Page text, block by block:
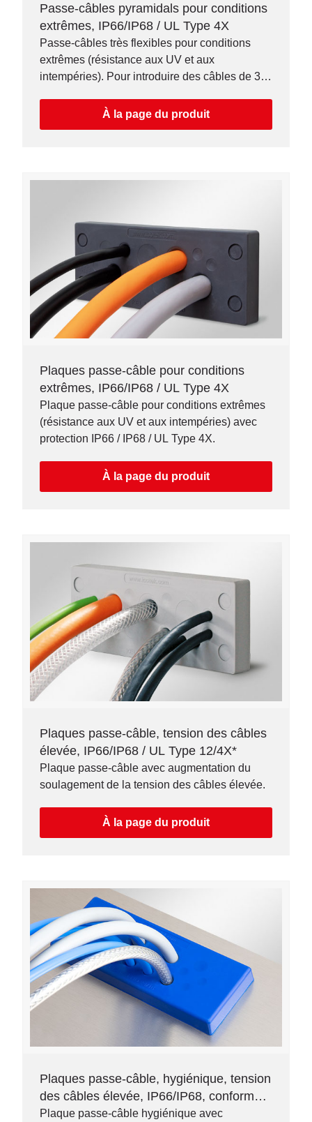
Passe-câbles pyramidals pour conditions
extrêmes, IP66/IP68 / UL Type 4X
Passe-câbles très flexibles pour conditions
extrêmes (résistance aux UV et aux
intempéries). Pour introduire des câbles de 3 à
À la page du produit
Plaques passe-câble pour conditions
extrêmes, IP66/IP68 / UL Type 4X
Plaque passe-câble pour conditions extrêmes
(résistance aux UV et aux intempéries) avec
protection IP66 / IP68 / UL Type 4X.
À la page du produit
Plaques passe-câble, tension des câbles
élevée, IP66/IP68 / UL Type 12/4X*
Plaque passe-câble avec augmentation du
soulagement de la tension des câbles élevée.
À la page du produit
Plaques passe-câble, hygiénique, tension
des câbles élevée, IP66/IP68, conforme à
la FDA
Plaque passe-câble hygiénique avec